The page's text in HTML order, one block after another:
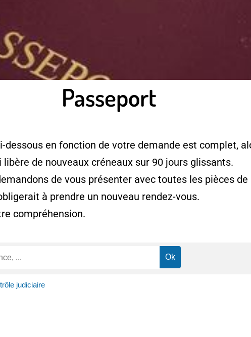
Passeport
dessous en fonction de votre demande est complet,
de nouveaux créneaux sur 90 jours glissants.
de vous présenter avec toutes les pièces
à prendre un nouveau rendez-vous.
compréhension.
judiciaire